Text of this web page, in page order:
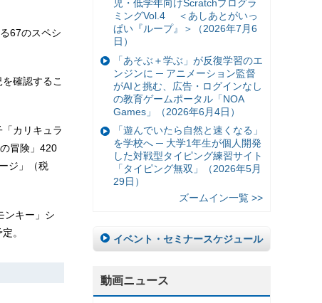
67のスペシ
確認するこ
カリキュラ
冒険」420
ジ」（税
ンキー」シ
。
児・低学年向けScratchプログラ
ミングVol.4 ＜あしあとがいっ
ぱい『ループ』＞（2026年7月6
日）
「あそぶ＋学ぶ」が反復学習のエ
ンジンに ─ アニメーション監督
がAIと挑む、広告・ログインなし
の教育ゲームポータル「NOA
Games」（2026年6月4日）
「遊んでいたら自然と速くなる」
を学校へ ─ 大学1年生が個人開発
した対戦型タイピング練習サイト
「タイピング無双」（2026年5月
29日）
ズームイン一覧 >>
イベント・セミナースケジュール
動画ニュース